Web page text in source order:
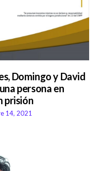
Domingo y David
persona en
prisión
14, 2021